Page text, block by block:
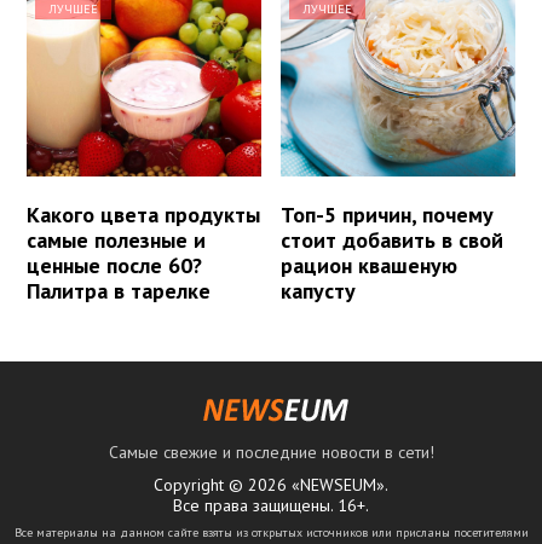
ЛУЧШЕЕ
Какого цвета продукты
самые полезные и
ценные после 60?
Палитра в тарелке
ЛУЧШЕЕ
Топ-5 причин, почему
стоит добавить в свой
рацион квашеную
капусту
Самые свежие и последние новости в сети!
Copyright © 2026 «NEWSEUM».
Все права защищены. 16+.
Все материалы на данном сайте взяты из открытых источников или присланы посетителями